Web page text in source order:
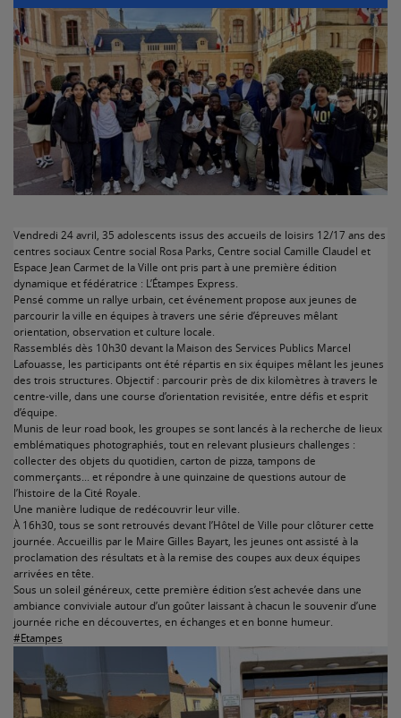
Vendredi 24 avril, 35 adolescents issus des accueils de loisirs 12/17 ans des
centres sociaux Centre social Rosa Parks, Centre social Camille Claudel et
Espace Jean Carmet de la Ville ont pris part à une première édition
dynamique et fédératrice : L’Étampes Express.
Pensé comme un rallye urbain, cet événement propose aux jeunes de
parcourir la ville en équipes à travers une série d’épreuves mêlant
orientation, observation et culture locale.
Rassemblés dès 10h30 devant la Maison des Services Publics Marcel
Lafouasse, les participants ont été répartis en six équipes mêlant les jeunes
des trois structures. Objectif : parcourir près de dix kilomètres à travers le
centre-ville, dans une course d’orientation revisitée, entre défis et esprit
d’équipe.
Munis de leur road book, les groupes se sont lancés à la recherche de lieux
emblématiques photographiés, tout en relevant plusieurs challenges :
collecter des objets du quotidien, carton de pizza, tampons de
commerçants… et répondre à une quinzaine de questions autour de
l’histoire de la Cité Royale.
Une manière ludique de redécouvrir leur ville.
À 16h30, tous se sont retrouvés devant l’Hôtel de Ville pour clôturer cette
journée. Accueillis par le Maire Gilles Bayart, les jeunes ont assisté à la
proclamation des résultats et à la remise des coupes aux deux équipes
arrivées en tête.
Sous un soleil généreux, cette première édition s’est achevée dans une
ambiance conviviale autour d’un goûter laissant à chacun le souvenir d’une
journée riche en découvertes, en échanges et en bonne humeur.
#Etampes